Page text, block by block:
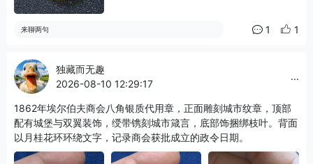
来聊两句 1 1
独藏而无趣
2026-08-10 12:29:17
...
1862年埃尔伯夫商会八角银质代用章，正面雕刻城市纹章，顶部
配有城堡与双翼装饰，绶带镌刻城市箴言，底部饰捆绑枝叶。背面
以月桂花环环绕文字，记录商会获批成立的政令日期。